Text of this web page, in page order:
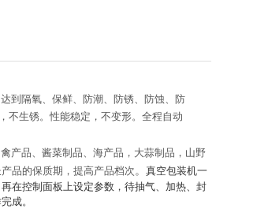
到隔氧、保鲜、防潮、防锈、防蚀、防
不生锈。性能稳定，不变形。全程自动
产品、酱菜制品、海产品，大蒜制品，山野
品的保质期，提高产品档次 。 真空包装机一
在控制面板上设定参数，待抽气、加热、封
成。